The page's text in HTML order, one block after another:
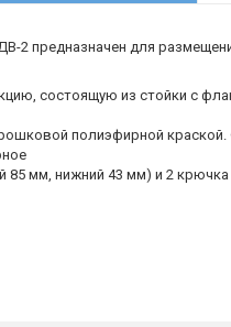
2 предназначен для
состоящую из стойки с
полиэфирной
85 мм, нижний 43 мм) и 2